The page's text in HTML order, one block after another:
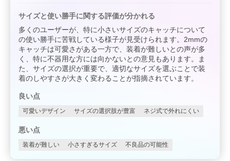
サイズと使い勝手に関する評価が分かれる
多くのユーザーが、特に小さいサイズのキャッチについて
の使い勝手に苦戦している様子が見受けられます。2mmの
キャッチは可愛さがある一方で、装着が難しいとの声が多
く、特に不器用な方には向かないとの意見もあります。ま
た、サイズの選択が重要で、適切なサイズを選ぶことで装
着のしやすさが大きく変わることが指摘されています。
良い点
可愛いデザイン サイズの選択肢が豊富 ネジ式で外れにくい
悪い点
装着が難しい 小さすぎるサイズ 不良品の可能性